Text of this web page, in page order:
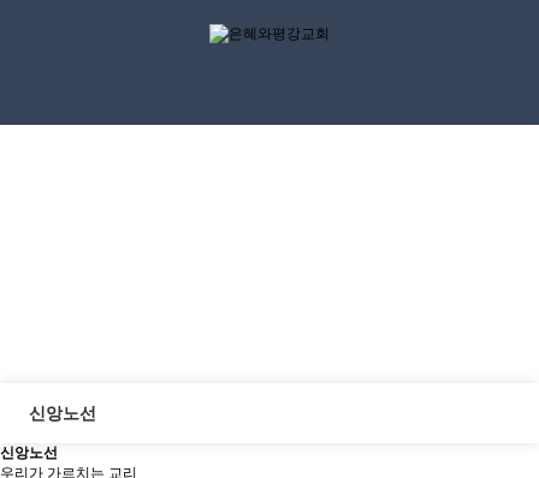
신앙노선
신앙노선
우리가 가르치는 교리